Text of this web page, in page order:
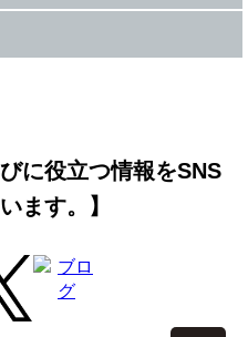
に役立つ情報をSNS
ます。】